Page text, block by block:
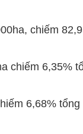
chiếm
chiếm 6,35%
6,68%